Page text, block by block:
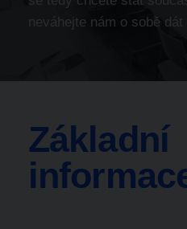
neváhejte nám o sobě
Základní